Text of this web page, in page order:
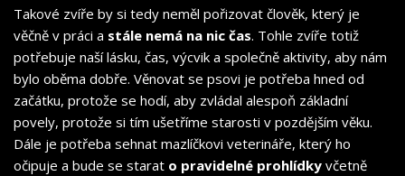
Takové zvíře by si tedy neměl pořizovat člověk, který je
věčně v práci a stále nemá na nic čas. Tohle zvíře totiž
potřebuje naší lásku, čas, výcvik a společně aktivity, aby nám
bylo oběma dobře. Věnovat se psovi je potřeba hned od
začátku, protože se hodí, aby zvládal alespoň základní
povely, protože si tím ušetříme starosti v pozdějším věku.
Dále je potřeba sehnat mazlíčkovi veterináře, který ho
očipuje a bude se starat o pravidelné prohlídky včetně